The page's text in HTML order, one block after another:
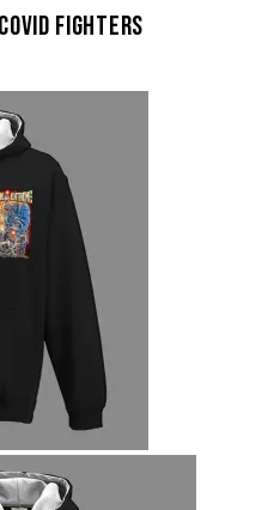
Fighters